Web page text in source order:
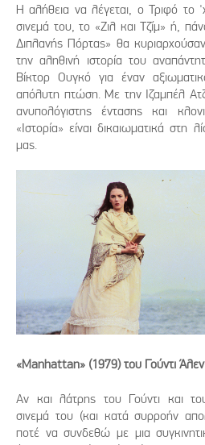
Η αλήθεια να λέγεται, ο Τριφό το
σινεμά του, το «Ζιλ και Τζίμ» ή,
Διπλανής Πόρτας» θα
την αληθινή ιστορία του
Βίκτορ Ουγκό για έναν
απόλυτη πτώση. Με την Ιζαμπέλ
ανυπολόγιστης έντασης και
«Ιστορία» είναι δικαιωματικά στη
μας.
«Manhattan» (1979) του Γούντι Άλεν
Αν και λάτρης του Γούντι και
σινεμά του (και κατά συρροήν
ποτέ να συνδεθώ με μια